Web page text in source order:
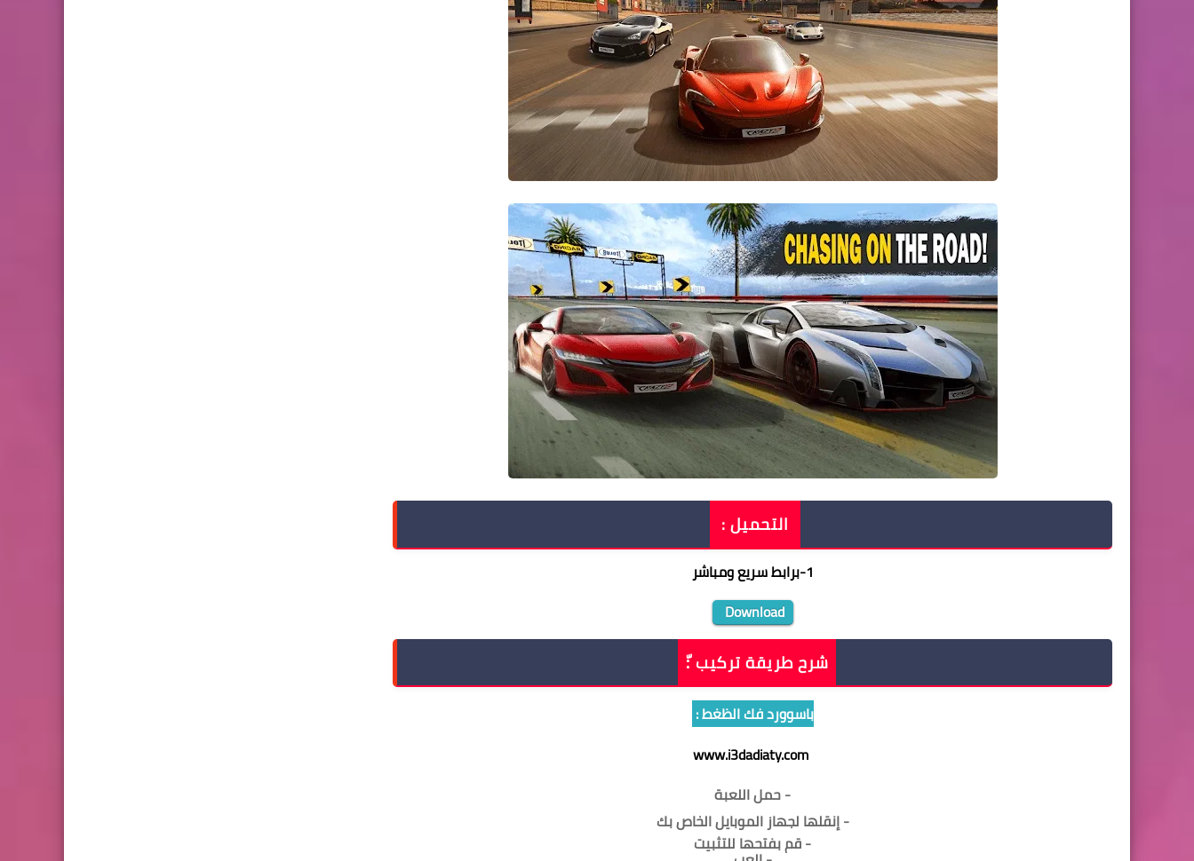
التحميل :
1
-برابط سريع ومباشر
Download
شرح طريقة تركيب :ّ
باسوورد فك الظغط :
www.i3dadiaty.com
- حمل اللعبة
- إنقلها لجهاز الموبايل الخاص بك
- قم بفتحها للتثبيت